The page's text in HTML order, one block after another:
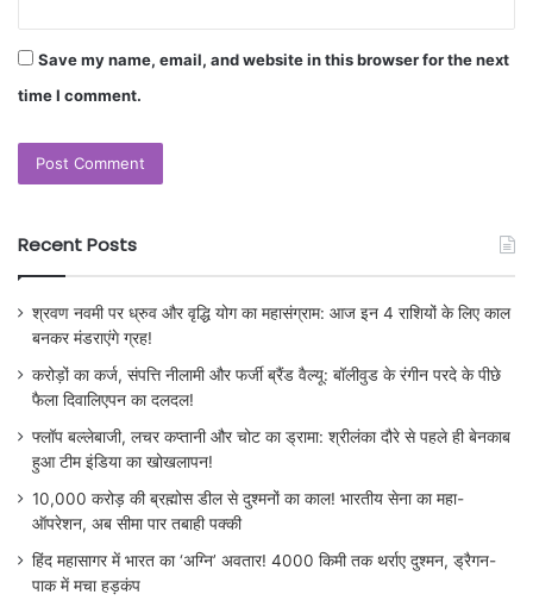
Save my name, email, and website in this browser for the next
time I comment.
Recent Posts
श्रवण नवमी पर ध्रुव और वृद्धि योग का महासंग्राम: आज इन 4 राशियों के लिए काल
बनकर मंडराएंगे ग्रह!
करोड़ों का कर्ज, संपत्ति नीलामी और फर्जी ब्रैंड वैल्यू: बॉलीवुड के रंगीन परदे के पीछे
फैला दिवालिएपन का दलदल!
फ्लॉप बल्लेबाजी, लचर कप्तानी और चोट का ड्रामा: श्रीलंका दौरे से पहले ही बेनकाब
हुआ टीम इंडिया का खोखलापन!
10,000 करोड़ की ब्रह्मोस डील से दुश्मनों का काल! भारतीय सेना का महा-
ऑपरेशन, अब सीमा पार तबाही पक्की
हिंद महासागर में भारत का ‘अग्नि’ अवतार! 4000 किमी तक थर्राए दुश्मन, ड्रैगन-
पाक में मचा हड़कंप